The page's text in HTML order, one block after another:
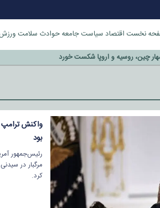
نخست اقتصاد سیاستجامعهحوادث سلامت
چین، روسیه و اروپا شکست خورد
واکنش ترامپ
بود
رئیس‌جمهور
مرگبار در
کرد.